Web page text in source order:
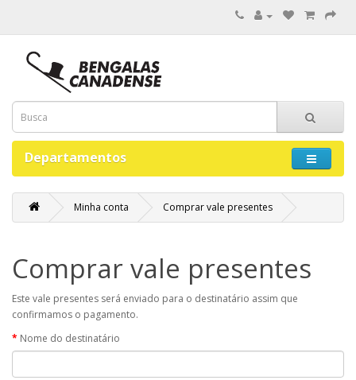
Departamentos
Minha conta Comprar vale presentes
Comprar vale presentes
Este vale presentes será enviado para o destinatário assim que
confirmamos o pagamento.
Nome do destinatário